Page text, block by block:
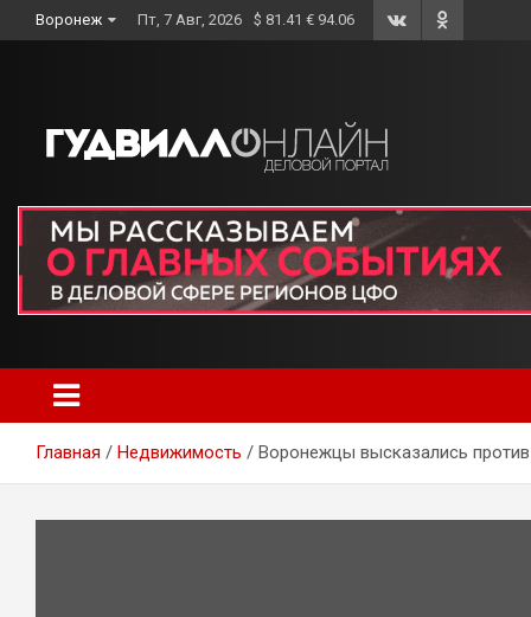
to
Воронеж Пт, 7 Авг, 2026 $ 81.41 € 94.06
Главная Недвижимость Воронежцы высказались